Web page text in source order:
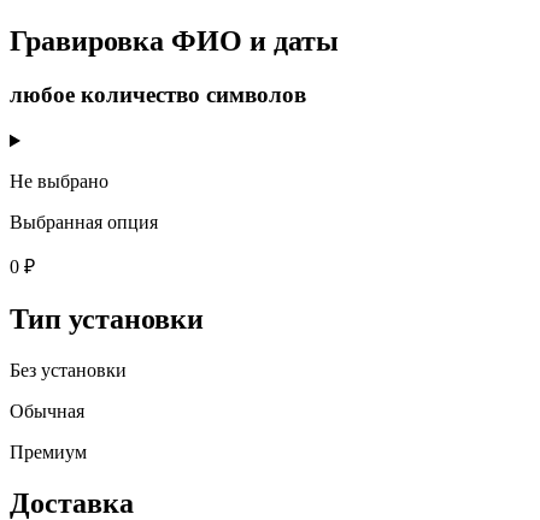
Гравировка ФИО и даты
любое количество символов
Не выбрано
Выбранная опция
0 ₽
Тип установки
Без установки
Обычная
Премиум
Доставка